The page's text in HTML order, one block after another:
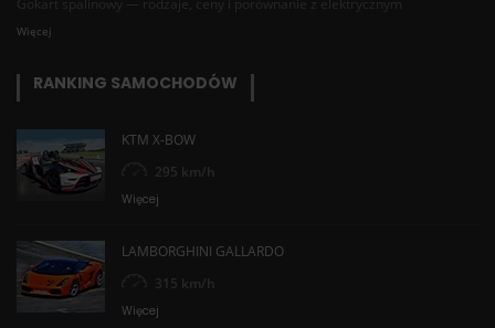
Więcej
RANKING SAMOCHODÓW
KTM X-BOW
295 km/h
Więcej
LAMBORGHINI GALLARDO
315 km/h
Więcej